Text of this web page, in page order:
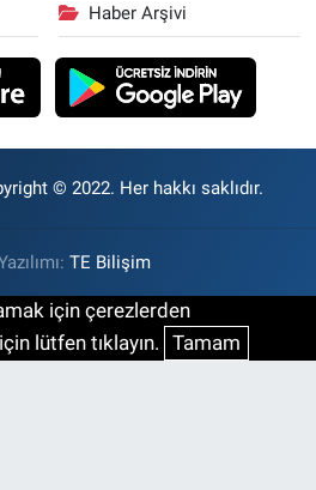
Haber Arşivi
© 2022. Her hakkı saklıdır.
TE Bilişim
için çerezlerden
lütfen tıklayın. Tamam